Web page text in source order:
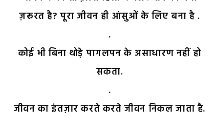
ज़रूरत है? पूरा जीवन ही आंसुओं के लिए बना है .
.
कोई भी बिना थोड़े पागलपन के असाधारण नहीं हो
सकता.
.
जीवन का इंतज़ार करते करते जीवन निकल जाता है.